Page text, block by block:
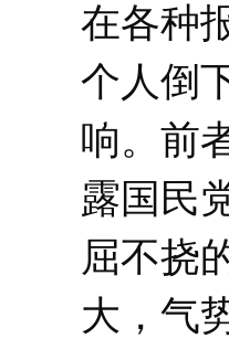
在各种
个人倒
响。前
露国民
屈不挠
大，气